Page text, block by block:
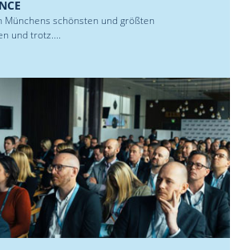
Münchens schönsten und größten
und trotz....